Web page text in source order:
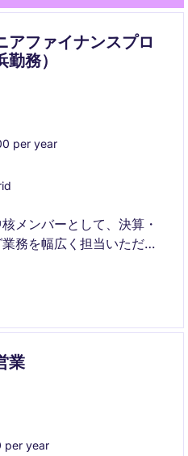
アファイナンスプロ
務）
per year
メンバーとして、決算・
務を幅広く担当いただき
わることができるポジショ
業
per year